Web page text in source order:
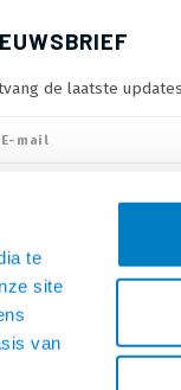
te
site
van
de laatste